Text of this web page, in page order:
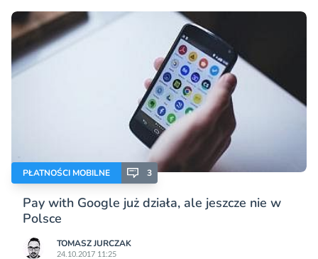
PŁATNOŚCI MOBILNE 3
Pay with Google już działa, ale jeszcze nie w
Polsce
TOMASZ JURCZAK
24.10.2017 11:25